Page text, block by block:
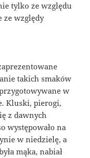
tylko ze względu
ze względy
takich smaków
w
Kluski, pierogi,
z dawnych
występowało na
w niedzielę, a
mąka, nabiał